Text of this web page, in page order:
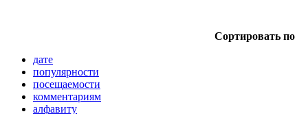
Сортировать по
дате
популярности
посещаемости
комментариям
алфавиту